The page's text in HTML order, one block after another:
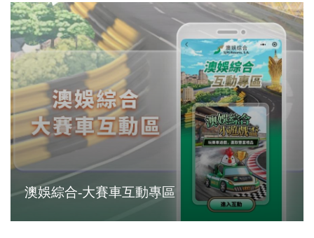
澳娛綜合-大賽車互動專區